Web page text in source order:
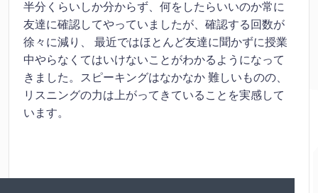
半分くらいしか分からず、何をしたらいいのか常に
友達に確認してやっていましたが、確認する回数が
徐々に減り、 最近ではほとんど友達に聞かずに授業
中やらなくてはいけないことがわかるようになって
きました。スピーキングはなかなか 難しいものの、
リスニングの力は上がってきていることを実感して
います。